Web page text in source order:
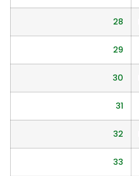
28
29
30
31
32
33